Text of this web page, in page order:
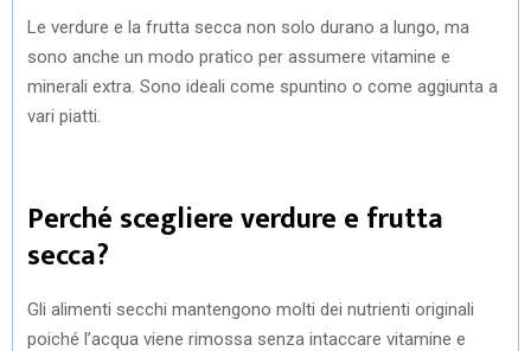
Le verdure e la frutta secca non solo durano a lungo, ma
sono anche un modo pratico per assumere vitamine e
minerali extra. Sono ideali come spuntino o come aggiunta a
vari piatti.
Perché scegliere verdure e frutta
secca?
Gli alimenti secchi mantengono molti dei nutrienti originali
poiché l’acqua viene rimossa senza intaccare vitamine e